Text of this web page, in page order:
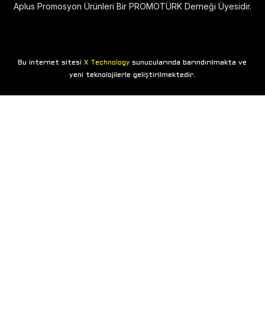
Aplus Promosyon Ürünleri Bir PROMOTÜRK Derneği Üyesidir.
Bu internet sitesiX Technology sunucularında barındırılmakta ve
yeni teknolojilerle geliştirilmektedir.